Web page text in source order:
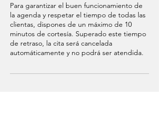
Para garantizar el buen funcionamiento de
la agenda y respetar el tiempo de todas las
clientas, dispones de un máximo de 10
minutos de cortesía. Superado este tiempo
de retraso, la cita será cancelada
automáticamente y no podrá ser atendida.